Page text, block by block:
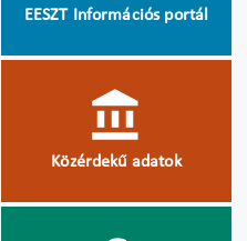
EESZT Információs portál
Közérdekű adatok